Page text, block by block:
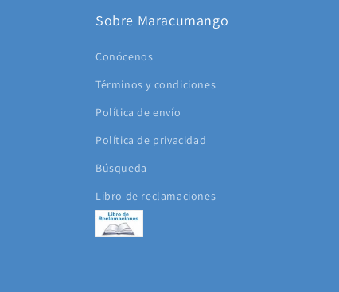
Sobre Maracumango
Conócenos
Términos y condiciones
Política de envío
Política de privacidad
Búsqueda
Libro de reclamaciones